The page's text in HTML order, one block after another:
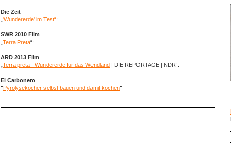
Die Zeit
'Wundererde' im Test“:
SWR 2010 Film
Terra Preta“:
ARD 2013 Film
Terra preta - Wundererde für das Wendland | DIE REPORTAGE | NDR“:
El Carbonero
"Pyrolysekocher selbst bauen und damit kochen"